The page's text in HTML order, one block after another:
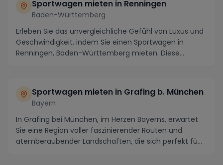
Sportwagen mieten in Renningen
Baden-Württemberg
Erleben Sie das unvergleichliche Gefühl von Luxus und
Geschwindigkeit, indem Sie einen Sportwagen in
Renningen, Baden-Württemberg mieten. Diese
Sportwagen mieten in Grafing b. München
Bayern
In Grafing bei München, im Herzen Bayerns, erwartet
Sie eine Region voller faszinierender Routen und
atemberaubender Landschaften, die sich perfekt fü...